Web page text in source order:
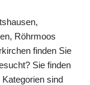
Röhrmoos
finden Sie
Sie finden
sind